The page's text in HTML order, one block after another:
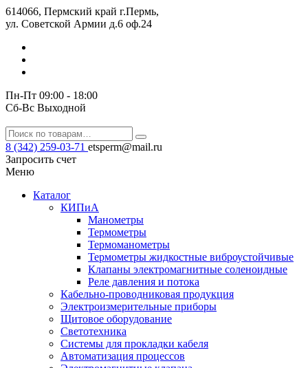
614066, Пермский край г.Пермь,
ул. Советской Армии д.6 оф.24
Пн-Пт 09:00 - 18:00
Сб-Вс Выходной
8 (342) 259-03-71 etsperm@mail.ru
Запросить счет
Меню
Каталог
КИПиА
Манометры
Термометры
Термомано­мет­ры
Термометры жидкостные виброустойчивые
Клапаны электро­маг­нит­ные соле­но­ид­ные
Реле давления и потока
Кабельно-проводниковая продукция
Электроизмерительные приборы
Щитовое оборудование
Светотехника
Системы для прокладки кабеля
Автоматизация процессов